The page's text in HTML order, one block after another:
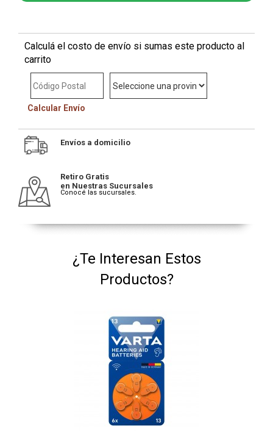
Calculá el costo de envío si sumas este producto al
carrito
Calcular Envío
Envíos a domicilio
Retiro Gratis
en Nuestras Sucursales
Conocé las sucursales.
¿Te Interesan Estos
Productos?